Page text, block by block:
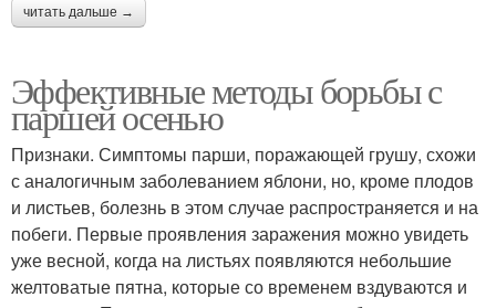
читать дальше →
Эффективные методы борьбы с
паршей осенью
Признаки. Симптомы парши, поражающей грушу, схожи
с аналогичным заболеванием яблони, но, кроме плодов
и листьев, болезнь в этом случае распространяется и на
побеги. Первые проявления заражения можно увидеть
уже весной, когда на листьях появляются небольшие
желтоватые пятна, которые со временем вздуваются и